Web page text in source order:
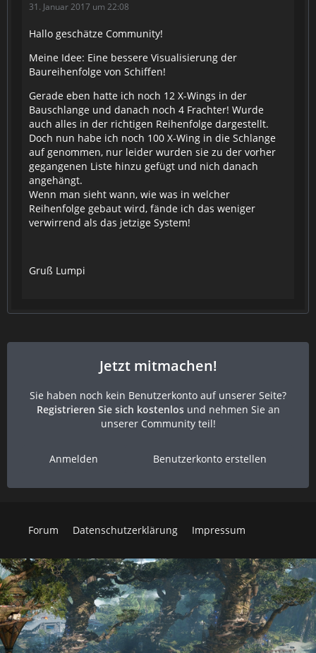
31. Januar 2017 um 22:08
Hallo geschätze Community!
Meine Idee: Eine bessere Visualisierung der
Baureihenfolge von Schiffen!
Gerade eben hatte ich noch 12 X-Wings in der
Bauschlange und danach noch 4 Frachter! Wurde
auch alles in der richtigen Reihenfolge dargestellt.
Doch nun habe ich noch 100 X-Wing in die Schlange
auf genommen, nur leider wurden sie zu der vorher
gegangenen Liste hinzu gefügt und nich danach
angehängt.
Wenn man sieht wann, wie was in welcher
Reihenfolge gebaut wird, fände ich das weniger
verwirrend als das jetzige System!
Gruß Lumpi
Jetzt mitmachen!
Sie haben noch kein Benutzerkonto auf unserer Seite?
Registrieren Sie sich kostenlosund nehmen Sie an
unserer Community teil!
Benutzerkonto erstellen
Anmelden
Forum Datenschutzerklärung Impressum